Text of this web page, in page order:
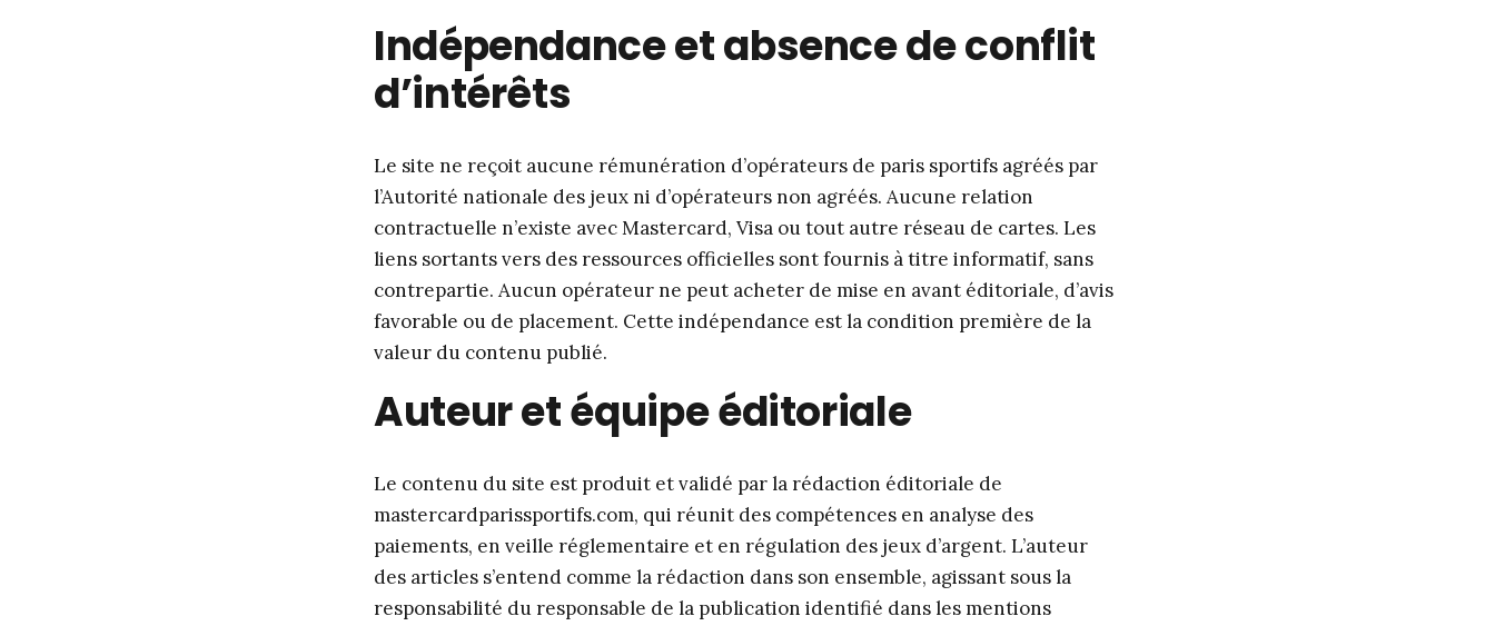
Indépendance et absence de conflit
d’intérêts
Le site ne reçoit aucune rémunération d’opérateurs de paris sportifs agréés par
l’Autorité nationale des jeux ni d’opérateurs non agréés. Aucune relation
contractuelle n’existe avec Mastercard, Visa ou tout autre réseau de cartes. Les
liens sortants vers des ressources officielles sont fournis à titre informatif, sans
contrepartie. Aucun opérateur ne peut acheter de mise en avant éditoriale, d’avis
favorable ou de placement. Cette indépendance est la condition première de la
valeur du contenu publié.
Auteur et équipe éditoriale
Le contenu du site est produit et validé par la rédaction éditoriale de
mastercardparissportifs.com, qui réunit des compétences en analyse des
paiements, en veille réglementaire et en régulation des jeux d’argent. L’auteur
des articles s’entend comme la rédaction dans son ensemble, agissant sous la
responsabilité du responsable de la publication identifié dans les mentions